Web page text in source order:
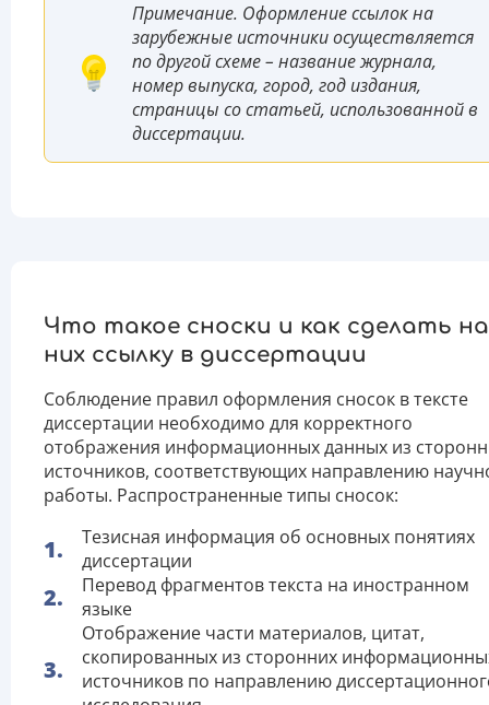
Примечание. Оформление ссылок на
зарубежные источники осуществляется
по другой схеме – название журнала,
номер выпуска, город, год издания,
страницы со статьей, использованной в
диссертации.
Что такое сноски и как сделать на
них ссылку в диссертации
Соблюдение правил оформления сносок в тексте
диссертации необходимо для корректного
отображения информационных данных из
источников, соответствующих направлению
работы. Распространенные типы сносок:
Тезисная информация об основных понятиях
диссертации
Перевод фрагментов текста на иностранном
языке
Отображение части материалов, цитат,
скопированных из сторонних
источников по направлению